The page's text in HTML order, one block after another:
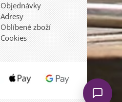
Objednávky
Adresy
Oblíbené zboží
Cookies